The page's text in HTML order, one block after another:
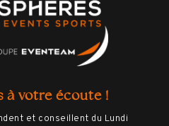
à votre écoute !
et conseillent du Lundi